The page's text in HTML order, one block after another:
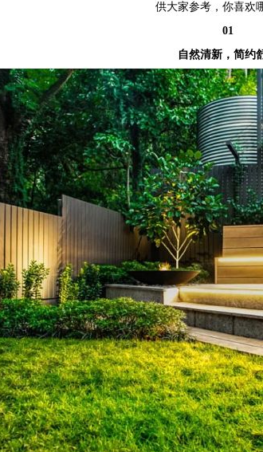
供大家参考，你喜欢
01
自然清新，简约